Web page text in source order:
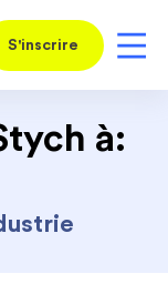
S'inscrire
à: